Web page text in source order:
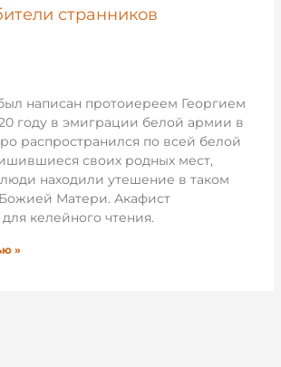
странников
написан протоиереем Георгием
году в эмиграции белой армии в
распространился по всей белой
своих родных мест,
находили утешение в таком
Матери. Акафист
келейного чтения.
»